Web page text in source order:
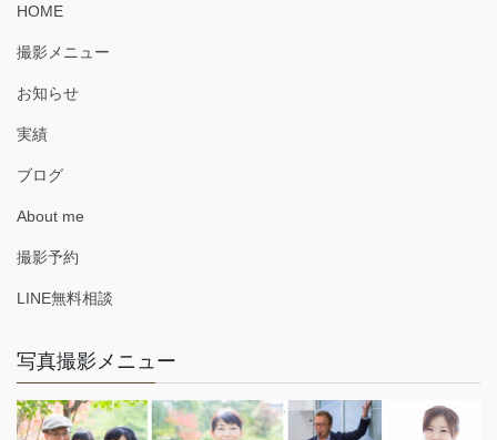
HOME
撮影メニュー
お知らせ
実績
ブログ
About me
撮影予約
LINE無料相談
写真撮影メニュー